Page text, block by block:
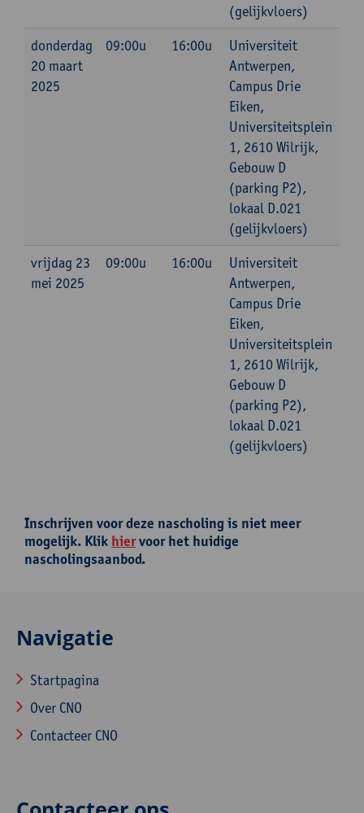
(gelijkvloers)
donderdag
20 maart
2025
09:00u 16:00u
Universiteit
Antwerpen,
Campus Drie
Eiken,
Universiteitsplein
1, 2610 Wilrijk,
Gebouw D
(parking P2),
lokaal D.021
(gelijkvloers)
vrijdag 23
mei 2025
09:00u 16:00u
Universiteit
Antwerpen,
Campus Drie
Eiken,
Universiteitsplein
1, 2610 Wilrijk,
Gebouw D
(parking P2),
lokaal D.021
(gelijkvloers)
Inschrijven voor deze nascholing is niet meer
mogelijk. Klik hiervoor het huidige
nascholingsaanbod.
Navigatie
Startpagina
Over CNO
Contacteer CNO